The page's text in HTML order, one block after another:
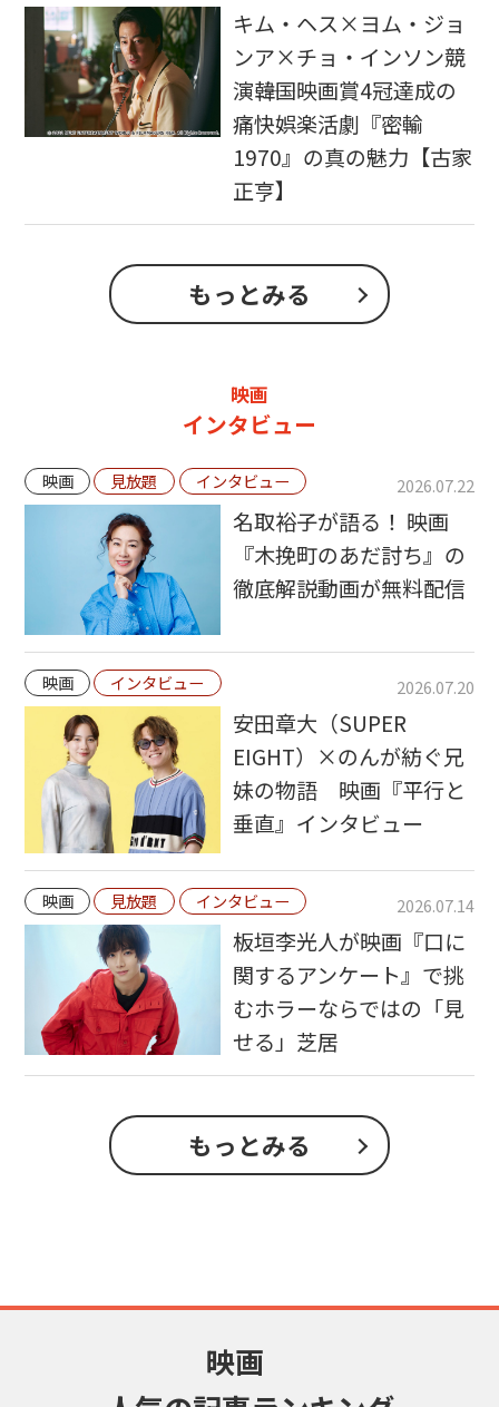
キム・ヘス×ヨム・ジョ
ンア×チョ・インソン競
演――韓国映画賞4冠達成の
痛快娯楽活劇『密輸
1970』の真の魅力【古家
正亨】
もっとみる
映画
インタビュー
映画 見放題 インタビュー 2026.07.22
名取裕子が語る！ 映画
『木挽町のあだ討ち』の
徹底解説動画が無料配信
映画 インタビュー 2026.07.20
安田章大（SUPER
EIGHT）×のんが紡ぐ兄
妹の物語 映画『平行と
垂直』インタビュー
映画 見放題 インタビュー 2026.07.14
板垣李光人が映画『口に
関するアンケート』で挑
むホラーならではの「見
せる」芝居
もっとみる
映画